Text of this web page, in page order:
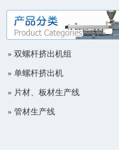
» 双螺杆挤出机组
» 单螺杆挤出机
» 片材、板材生产线
» 管材生产线